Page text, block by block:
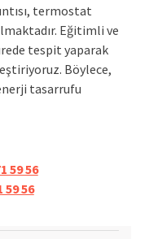
termostat
Eğitimli ve
tespit yaparak
Böylece,
tasarrufu
59 56
59 56